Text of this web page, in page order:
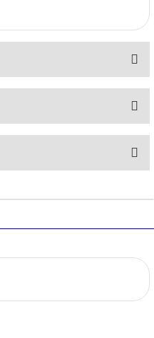
siz yapın!
pahalı.